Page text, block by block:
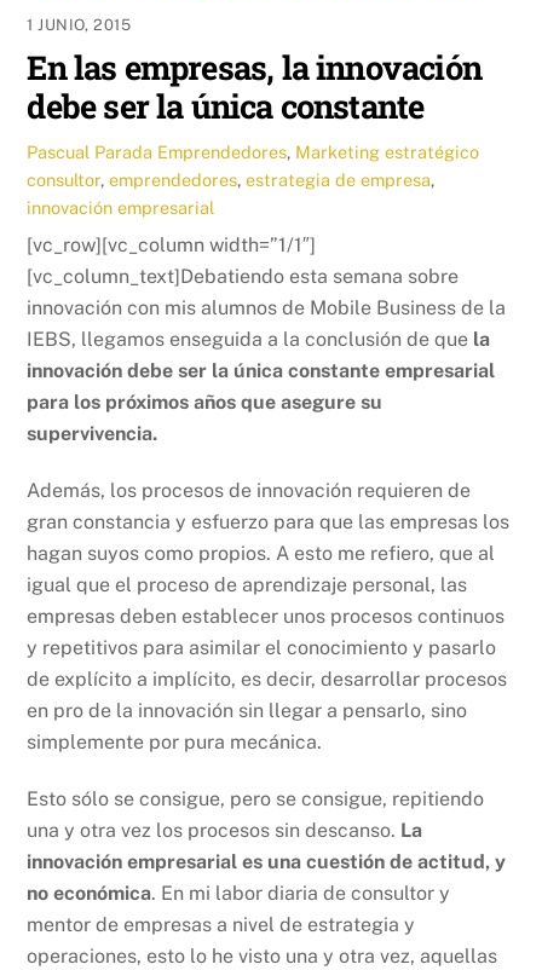
1 JUNIO, 2015
En las empresas, la innovación
debe ser la única constante
Pascual Parada Emprendedores, Marketing estratégico
consultor,emprendedores,estrategia de empresa,
innovación empresarial
[vc_row][vc_column width=”1/1″]
[vc_column_text]Debatiendo esta semana sobre
innovación con mis alumnos de Mobile Business de la
IEBS, llegamos enseguida a la conclusión de que la
innovación debe ser la única constante empresarial
para los próximos años que asegure su
supervivencia.
Además, los procesos de innovación requieren de
gran constancia y esfuerzo para que las empresas los
hagan suyos como propios. A esto me refiero, que al
igual que el proceso de aprendizaje personal, las
empresas deben establecer unos procesos continuos
y repetitivos para asimilar el conocimiento y pasarlo
de explícito a implícito, es decir, desarrollar procesos
en pro de la innovación sin llegar a pensarlo, sino
simplemente por pura mecánica.
Esto sólo se consigue, pero se consigue, repitiendo
una y otra vez los procesos sin descanso. La
innovación empresarial es una cuestión de actitud, y
no económica. En mi labor diaria de consultor y
mentor de empresas a nivel de estrategia y
operaciones, esto lo he visto una y otra vez, aquellas